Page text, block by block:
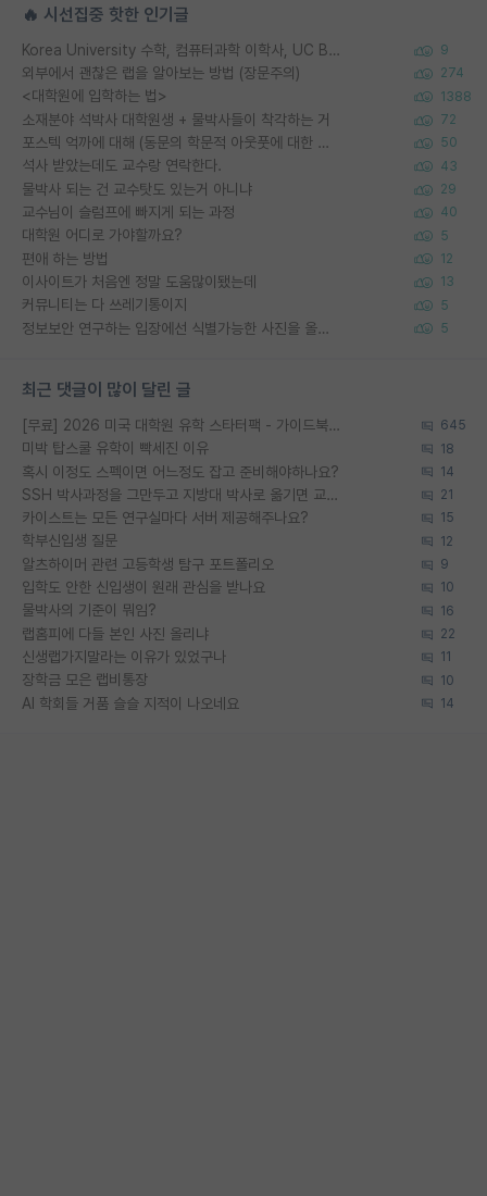
🔥 시선집중 핫한 인기글
Korea University 수학, 컴퓨터과학 이학사, UC Berkeley 산업공학 대학원 공학박사가 되는 것은 쉽지 않겠죠? 9
외부에서 괜찮은 랩을 알아보는 방법 (장문주의) 274
<대학원에 입학하는 법> 1388
소재분야 석박사 대학원생 + 물박사들이 착각하는 거 72
포스텍 억까에 대해 (동문의 학문적 아웃풋에 대한 반박) 50
석사 받았는데도 교수랑 연락한다. 43
물박사 되는 건 교수탓도 있는거 아니냐 29
교수님이 슬럼프에 빠지게 되는 과정 40
대학원 어디로 가야할까요? 5
편애 하는 방법 12
이사이트가 처음엔 정말 도움많이됐는데 13
커뮤니티는 다 쓰레기통이지 5
정보보안 연구하는 입장에선 식별가능한 사진을 올리는건 비추이긴함 5
최근 댓글이 많이 달린 글
[무료] 2026 미국 대학원 유학 스타터팩 - 가이드북 & 합격자 컨택메일 템플릿 645
미박 탑스쿨 유학이 빡세진 이유 18
혹시 이정도 스펙이면 어느정도 잡고 준비해야하나요? 14
SSH 박사과정을 그만두고 지방대 박사로 옮기면 교수의 꿈은 끝일까요? 21
카이스트는 모든 연구실마다 서버 제공해주나요? 15
학부신입생 질문 12
알츠하이머 관련 고등학생 탐구 포트폴리오 9
입학도 안한 신입생이 원래 관심을 받나요 10
물박사의 기준이 뭐임? 16
랩홈피에 다들 본인 사진 올리냐 22
신생랩가지말라는 이유가 있었구나 11
장학금 모은 랩비통장 10
AI 학회들 거품 슬슬 지적이 나오네요 14